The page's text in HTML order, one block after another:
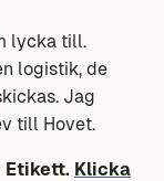
lycka till.
logistik, de
Jag
till Hovet.
Etikett. Klicka